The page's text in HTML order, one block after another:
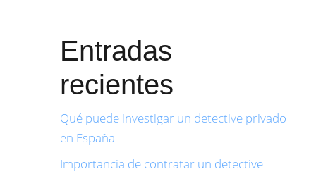
Entradas
recientes
Qué puede investigar un detective privado
en España
Importancia de contratar un detective